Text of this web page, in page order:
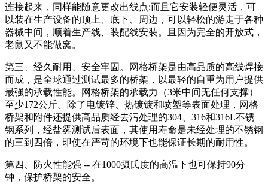
连接起来，同样能随意更改出线点;而且它安装轻便灵活，可
以装在生产设备的顶上、底下、周边，可以轻松的游走于各种
器械中间，顺着生产线、装配线安装。且因为完全的开放式，
老鼠又不能做窝。
第三、经久耐用、安全牢固。网格桥架是由高品质的高线焊接
而成，是全球通过测试最多的桥架，以最轻的自重为用户提供
最强的承载性能。网格桥架的承载力（3米中间无任何支撑）
至少172公斤。除了电镀锌、热镀镀和喷塑等表面处理，网格
桥架和附件还提供高品质经去污处理的304、316和316L不锈
钢系列，经盐雾测试后表面，其使用寿命是未经处理的不锈钢
的三到四倍，即使在严苛的环境下也能保证长期的耐用性。
第四、防火性能强 -- 在1000摄氏度的高温下也可保持90分
钟，保护桥架的安全。